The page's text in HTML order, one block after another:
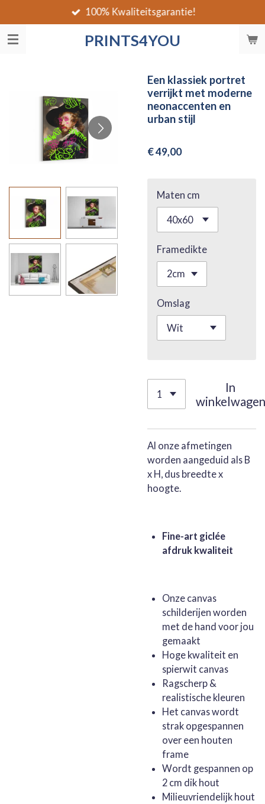
direct
naar
PRINTS4YOU
100% Kwaliteitsgarantie!
Een klassiek portret
verrijkt met moderne
neonaccenten en
urban stijl
€ 49,00
Maten cm
Framedikte
Omslag
In
winkelwagen
Al onze afmetingen
worden aangeduid als B
x H, dus breedte x
hoogte.
Fine-art giclée
afdruk kwaliteit
Onze canvas
schilderijen worden
met de hand voor jou
gemaakt
Hoge kwaliteit en
spierwit canvas
Ragscherp &
realistische kleuren
Het canvas wordt
strak opgespannen
over een houten
frame
Wordt gespannen op
2 cm dik hout
Milieuvriendelijk hout